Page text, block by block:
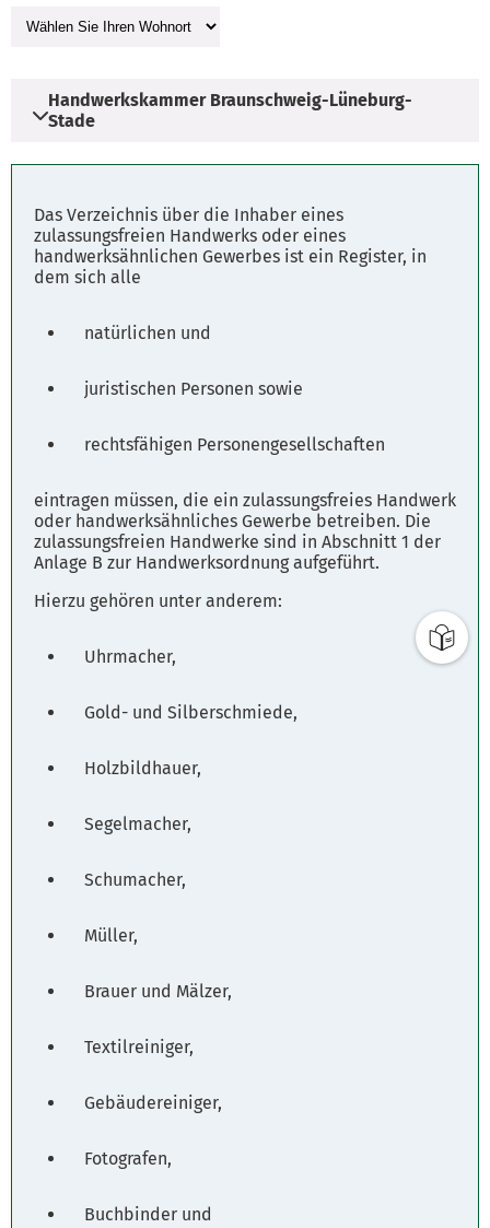
Das Verzeichnis über die Inhaber eines
zulassungsfreien Handwerks oder eines
handwerksähnlichen Gewerbes ist ein Register, in
dem sich alle
natürlichen und
juristischen Personen sowie
rechtsfähigen Personengesellschaften
eintragen müssen, die ein zulassungsfreies Handwerk
oder handwerksähnliches Gewerbe betreiben. Die
zulassungsfreien Handwerke sind in Abschnitt 1 der
Anlage B zur Handwerksordnung aufgeführt.
Hierzu gehören unter anderem:
Uhrmacher,
Gold- und Silberschmiede,
Holzbildhauer,
Segelmacher,
Schumacher,
Müller,
Brauer und Mälzer,
Textilreiniger,
Gebäudereiniger,
Fotografen,
Buchbinder und
Handwerkskammer Braunschweig-Lüneburg-
Stade
Friedensstraße 6
21335 Lüneburg
Parkplätze